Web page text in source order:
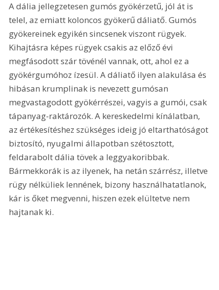
A dália jellegzetesen gumós gyökérzetű, jól át is
telel, az emiatt koloncos gyökerű dáliatő. Gumós
gyökereinek egyikén sincsenek viszont rügyek.
Kihajtásra képes rügyek csakis az előző évi
megfásodott szár tövénél vannak, ott, ahol ez a
gyökérgumóhoz ízesül. A dáliatő ilyen alakulása és
hibásan krumplinak is nevezett gumósan
megvastagodott gyökérrészei, vagyis a gumói, csak
tápanyag-raktározók. A kereskedelmi kínálatban,
az értékesítéshez szükséges ideig jó eltarthatóságot
biztosító, nyugalmi állapotban szétosztott,
feldarabolt dália tövek a leggyakoribbak.
Bármekkorák is az ilyenek, ha netán szárrész, illetve
rügy nélküliek lennének, bizony használhatatlanok,
kár is őket megvenni, hiszen ezek elültetve nem
hajtanak ki.